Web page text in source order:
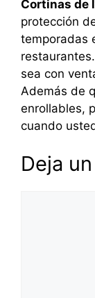
Cortinas de
protección
temporadas
sea con
Además de
enrollables,
cuando
Deja